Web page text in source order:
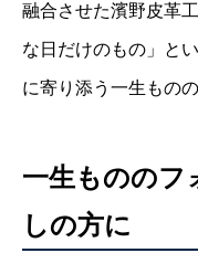
融合させた濱野皮革
な日だけのもの」と
に寄り添う一生もの
一生もののフ
しの方に